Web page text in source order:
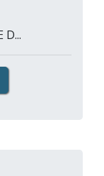
D...